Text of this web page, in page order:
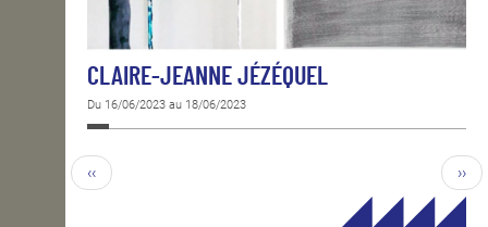
CLAIRE-JEANNE JÉZÉQUEL
Du 16/06/2023 au 18/06/2023
‹‹ ››